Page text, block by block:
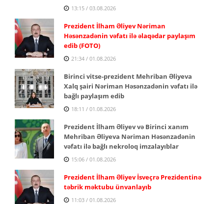
13:15 / 03.08.2026
Prezident İlham Əliyev Nəriman
Həsənzadənin vəfatı ilə əlaqədar paylaşım
edib (FOTO)
21:34 / 01.08.2026
Birinci vitse-prezident Mehriban Əliyeva
Xalq şairi Nəriman Həsənzadənin vəfatı ilə
bağlı paylaşım edib
18:11 / 01.08.2026
Prezident İlham Əliyev və Birinci xanım
Mehriban Əliyeva Nəriman Həsənzadənin
vəfatı ilə bağlı nekroloq imzalayıblar
15:06 / 01.08.2026
Prezident İlham Əliyev İsveçrə Prezidentinə
təbrik məktubu ünvanlayıb
11:03 / 01.08.2026